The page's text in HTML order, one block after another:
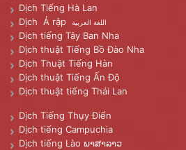
Dịch Tiếng Hà Lan
Dịch Ả rập
اللغة العربية
Dịch tiếng Tây Ban Nha
Dịch thuật Tiếng Bồ Đào Nha
Dịch Thuật Tiếng Hàn
Dịch thuật Tiếng Ấn Độ
Dịch thuật tiếng Thái Lan
Dịch Tiếng Thụy Điển
Dịch tiếng Campuchia
Dịch tiếng Lào ພາສາລາວ